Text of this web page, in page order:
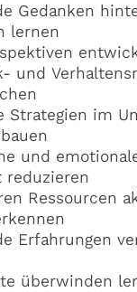
Gedanken
lernen
und
Strategien im
und
reduzieren
Ressourcen
Erfahrungen
überwinden